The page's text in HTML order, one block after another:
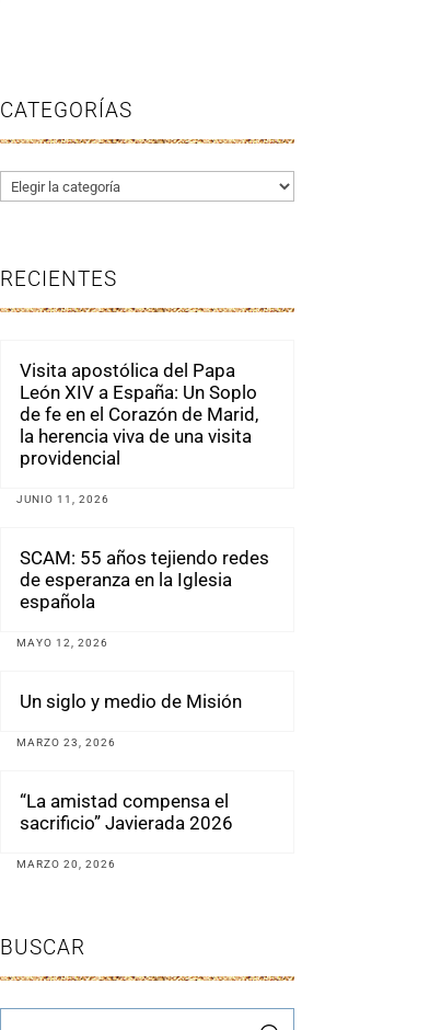
CATEGORÍAS
Categorías
RECIENTES
Visita apostólica del Papa
León XIV a España: Un Soplo
de fe en el Corazón de Marid,
la herencia viva de una visita
providencial
JUNIO 11, 2026
SCAM: 55 años tejiendo redes
de esperanza en la Iglesia
española
MAYO 12, 2026
Un siglo y medio de Misión
MARZO 23, 2026
“La amistad compensa el
sacrificio” Javierada 2026
MARZO 20, 2026
BUSCAR